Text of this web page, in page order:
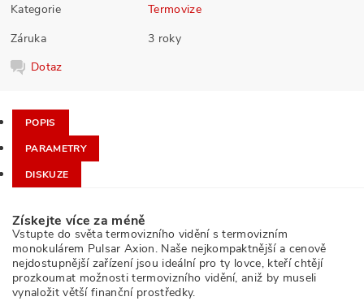
Kategorie
Termovize
Záruka
3 roky
Dotaz
POPIS
PARAMETRY
DISKUZE
Získejte více za méně
Vstupte do světa termovizního vidění s termovizním
monokulárem Pulsar Axion. Naše nejkompaktnější a cenově
nejdostupnější zařízení jsou ideální pro ty lovce, kteří chtějí
prozkoumat možnosti termovizního vidění, aniž by museli
vynaložit větší finanční prostředky.